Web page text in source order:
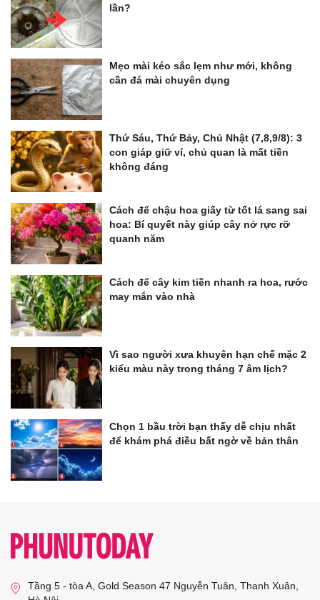
lần?
Mẹo mài kéo sắc lẹm như mới, không
cần đá mài chuyên dụng
Thứ Sáu, Thứ Bảy, Chủ Nhật (7,8,9/8): 3
con giáp giữ ví, chủ quan là mất tiền
không đáng
Cách để chậu hoa giấy từ tốt lá sang sai
hoa: Bí quyết này giúp cây nở rực rỡ
quanh năm
Cách để cây kim tiền nhanh ra hoa, rước
may mắn vào nhà
Vì sao người xưa khuyên hạn chế mặc 2
kiểu màu này trong tháng 7 âm lịch?
Chọn 1 bầu trời bạn thấy dễ chịu nhất
để khám phá điều bất ngờ về bản thân
Tầng 5 - tòa A, Gold Season 47 Nguyễn Tuân, Thanh Xuân,